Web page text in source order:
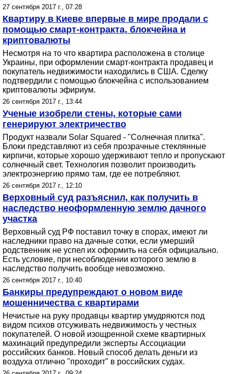
27 сентября 2017 г., 07:28
Квартиру в Киеве впервые в мире продали с
помощью смарт-контракта, блокчейна и
криптовалюты
Несмотря на то что квартира расположена в столице
Украины, при оформлении смарт-контракта продавец и
покупатель недвижимости находились в США. Сделку
подтвердили с помощью блокчейна с использованием
криптовалюты эфириум.
26 сентября 2017 г., 13:44
Ученые изобрели стены, которые сами
генерируют электричество
Продукт назвали Solar Squared - "Солнечная плитка".
Блоки представляют из себя прозрачные стеклянные
кирпичи, которые хорошо удерживают тепло и пропускают
солнечный свет. Технология позволит производить
электроэнергию прямо там, где ее потребляют.
26 сентября 2017 г., 12:10
Верховный суд разъяснил, как получить в
наследство неоформленную землю дачного
участка
Верховный суд РФ поставил точку в спорах, имеют ли
наследники право на дачные сотки, если умерший
родственник не успел их оформить на себя официально.
Есть условие, при несоблюдении которого землю в
наследство получить вообще невозможно.
26 сентября 2017 г., 10:40
Банкиры предупреждают о новом виде
мошенничества с квартирами
Нечистые на руку продавцы квартир умудряются под
видом психов отсуживать недвижимость у честных
покупателей. О новой изощренной схеме квартирных
махинаций предупредили эксперты Ассоциации
российских банков. Новый способ делать деньги из
воздуха отлично "проходит" в российских судах.